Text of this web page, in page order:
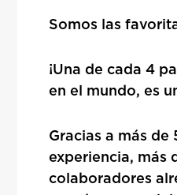
Somos las
¡Una de cada 4
en el mundo, es
Gracias a más de
experiencia, más
colaboradores